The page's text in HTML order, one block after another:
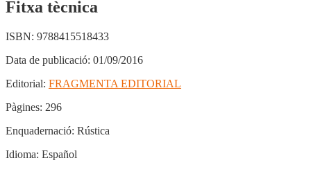
Fitxa tècnica
ISBN: 9788415518433
Data de publicació: 01/09/2016
Editorial: FRAGMENTA EDITORIAL
Pàgines: 296
Enquadernació: Rústica
Idioma: Español